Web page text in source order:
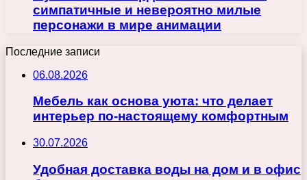
симпатичные и невероятно милые
персонажи в мире анимации
Последние записи
06.08.2026
Мебель как основа уюта: что делает
интерьер по-настоящему комфортным
30.07.2026
Удобная доставка воды на дом и в офис